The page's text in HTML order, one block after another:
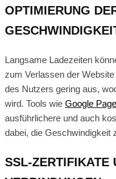
OPTIMIERUNG
Langsame Ladezeiten
zum Verlassen der
des Nutzers gering aus,
wird. Tools wie Google
ausführlichere und auch
dabei, die Geschwindigkeit
SSL-ZERTIFIKATE